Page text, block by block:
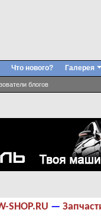
блогов
Что нового? Галерея
SHOP.RU —